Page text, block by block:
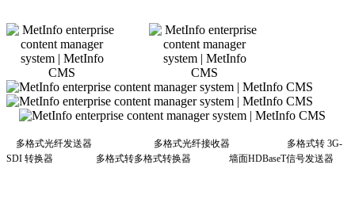
多格式光纤发送器 多格式光纤接收器 多格式转 3G-
SDI 转换器 多格式转多格式转换器 墙面HDBaseT信号发送器